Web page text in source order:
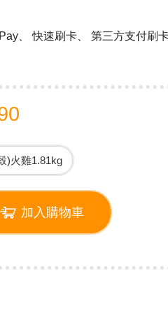
、 快速刷卡、 第三方支付刷卡
)火雞1.81kg
加入購物車